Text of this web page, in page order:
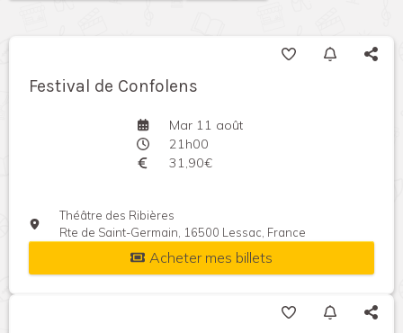
Festival de Confolens
Mar 11 août
21h00
31,90€
Théâtre des Ribières
Rte de Saint-Germain, 16500 Lessac, France
Acheter mes billets